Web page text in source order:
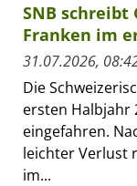
SNB schreibt
Franken im
31.07.2026,
Die
ersten Halbjahr
eingefahren.
leichter Verlust
im...